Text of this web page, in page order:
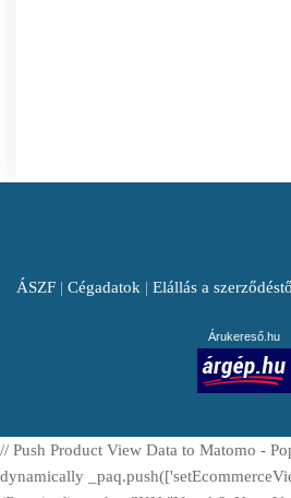
ÁSZF | Cégadatok | Elállás a
Árukereső.hu
// Push Product View Data to Matomo -
dynamically